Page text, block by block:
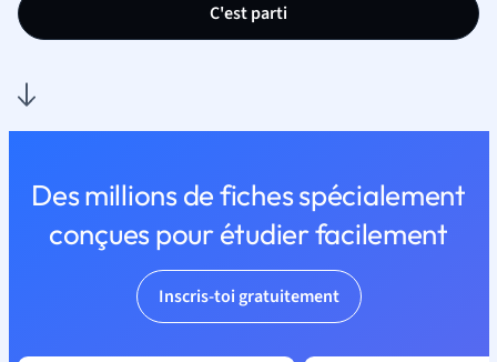
C'est parti
Des millions de fiches spécialement
conçues pour étudier facilement
Inscris-toi gratuitement